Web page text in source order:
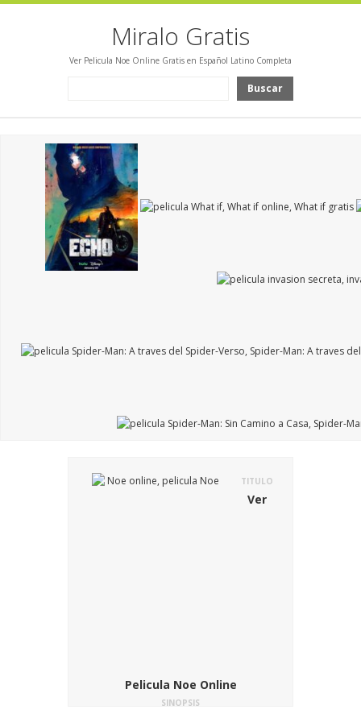
Miralo Gratis
Ver Pelicula Noe Online Gratis en Español Latino Completa
Buscar
TITULO
Ver
Pelicula Noe Online
SINOPSIS